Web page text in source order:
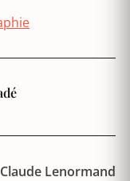
Claude Lenormand